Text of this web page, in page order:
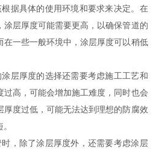
据具体的使用环境和要求来决定。在
层厚度可能需要更高，以确保管道的
在一些一般环境中，涂层厚度可以稍低
层厚度的选择还需要考虑施工工艺和
高，可能会增加施工难度，同时也会
度过低，可能无法达到理想的防腐效
，除了涂层厚度外，还需要考虑涂层